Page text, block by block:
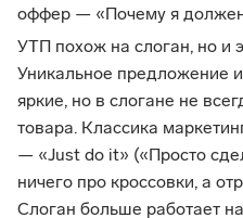
оффер — «Почему я должен
УТП похож на слоган, но и
Уникальное предложение
яркие, но в слогане не
товара. Классика
— «Just do it» («Просто
ничего про кроссовки, а
Слоган больше работает